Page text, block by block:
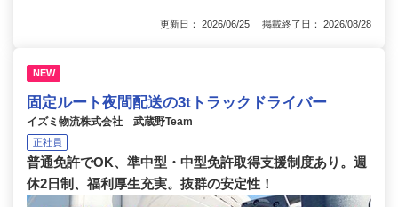
更新日： 2026/06/25 掲載終了日： 2026/08/28
NEW
固定ルート夜間配送の3tトラックドライバー
イズミ物流株式会社 武蔵野Team
正社員
普通免許でOK、準中型・中型免許取得支援制度あり。週
休2日制、福利厚生充実。抜群の安定性！